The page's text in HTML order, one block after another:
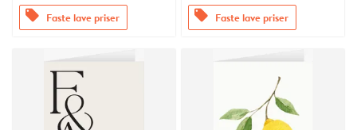
offers Faste lave priser offers Faste lave priser